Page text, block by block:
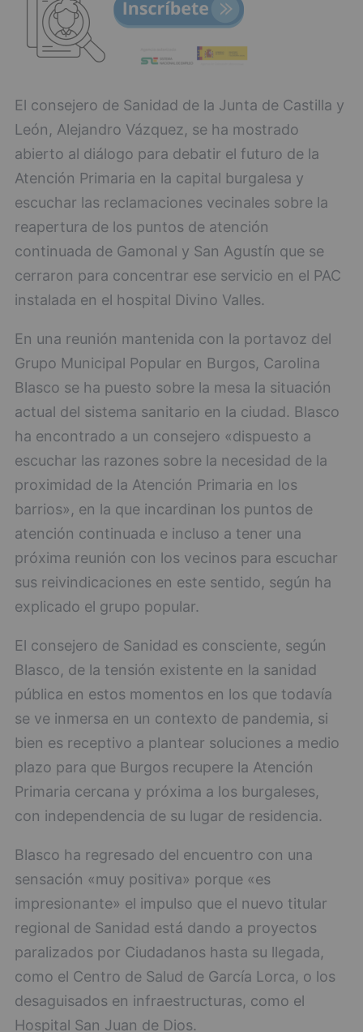
El consejero de Sanidad de la Junta de Castilla y
León, Alejandro Vázquez, se ha mostrado
abierto al diálogo para debatir el futuro de la
Atención Primaria en la capital burgalesa y
escuchar las reclamaciones vecinales sobre la
reapertura de los puntos de atención
continuada de Gamonal y San Agustín que se
cerraron para concentrar ese servicio en el PAC
instalada en el hospital Divino Valles.
En una reunión mantenida con la portavoz del
Grupo Municipal Popular en Burgos, Carolina
Blasco se ha puesto sobre la mesa la situación
actual del sistema sanitario en la ciudad. Blasco
ha encontrado a un consejero «dispuesto a
escuchar las razones sobre la necesidad de la
proximidad de la Atención Primaria en los
barrios», en la que incardinan los puntos de
atención continuada e incluso a tener una
próxima reunión con los vecinos para escuchar
sus reivindicaciones en este sentido, según ha
explicado el grupo popular.
El consejero de Sanidad es consciente, según
Blasco, de la tensión existente en la sanidad
pública en estos momentos en los que todavía
se ve inmersa en un contexto de pandemia, si
bien es receptivo a plantear soluciones a medio
plazo para que Burgos recupere la Atención
Primaria cercana y próxima a los burgaleses,
con independencia de su lugar de residencia.
Blasco ha regresado del encuentro con una
sensación «muy positiva» porque «es
impresionante» el impulso que el nuevo titular
regional de Sanidad está dando a proyectos
paralizados por Ciudadanos hasta su llegada,
como el Centro de Salud de García Lorca, o los
desaguisados en infraestructuras, como el
Hospital San Juan de Dios.